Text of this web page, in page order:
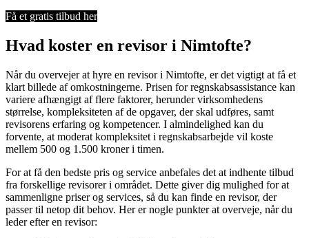
Få et gratis tilbud her
Hvad koster en revisor i Nimtofte?
Når du overvejer at hyre en revisor i Nimtofte, er det vigtigt at få et
klart billede af omkostningerne. Prisen for regnskabsassistance kan
variere afhængigt af flere faktorer, herunder virksomhedens
størrelse, kompleksiteten af de opgaver, der skal udføres, samt
revisorens erfaring og kompetencer. I almindelighed kan du
forvente, at moderat kompleksitet i regnskabsarbejde vil koste
mellem 500 og 1.500 kroner i timen.
For at få den bedste pris og service anbefales det at indhente tilbud
fra forskellige revisorer i området. Dette giver dig mulighed for at
sammenligne priser og services, så du kan finde en revisor, der
passer til netop dit behov. Her er nogle punkter at overveje, når du
leder efter en revisor: